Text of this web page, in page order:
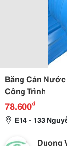
Băng Cản
Công Trình
78.600₫
E14 - 133
Duong